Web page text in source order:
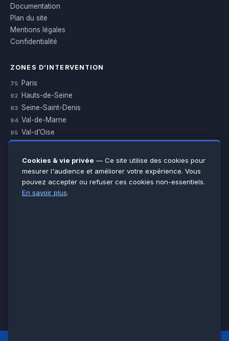
Documentation
Plan du site
Mentions légales
Confidentialité
ZONES D’INTERVENTION
75 Paris
92 Hauts-de-Seine
93 Seine-Saint-Denis
94 Val-de-Marne
95 Val-d’Oise
Essonne
Seine-et-Marne
Voir toutes les villes →
Cookies & vie privée — Ce site utilise des cookies pour
mesurer l'audience et améliorer votre expérience. Vous
pouvez accepter ou refuser ces cookies non-essentiels.
En savoir plus.